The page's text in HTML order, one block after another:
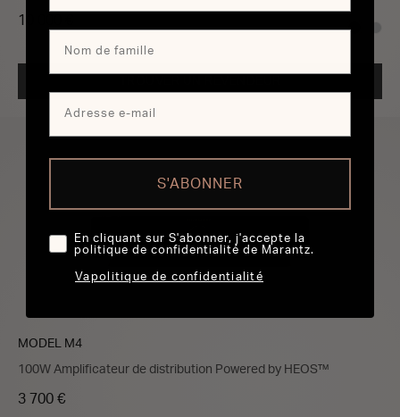
10 000 €
MODEL M4
100W Amplificateur de distribution Powered by HEOS™
3 700 €
S'ABONNER
En cliquant sur S'abonner, j'accepte la
politique de confidentialité de Marantz.
Vapolitique de confidentialité